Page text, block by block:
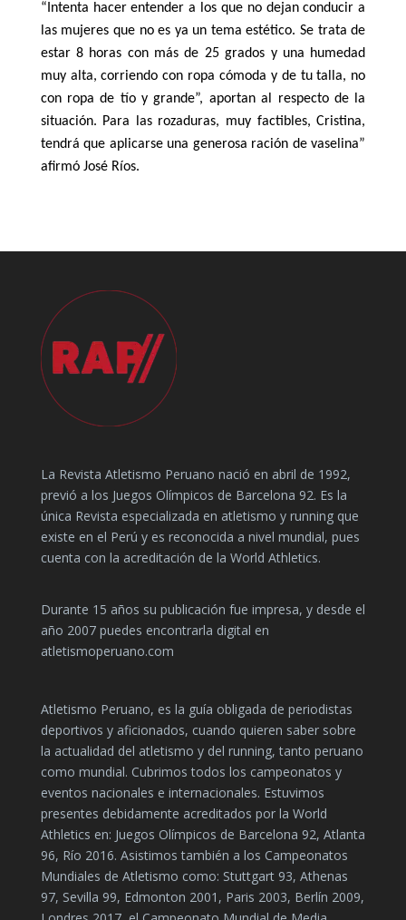
“Intenta hacer entender a los que no dejan conducir a
las mujeres que no es ya un tema estético. Se trata de
estar 8 horas con más de 25 grados y una humedad
muy alta, corriendo con ropa cómoda y de tu talla, no
con ropa de tío y grande”, aportan al respecto de la
situación. Para las rozaduras, muy factibles, Cristina,
tendrá que aplicarse una generosa ración de vaselina”
afirmó José Ríos.
La Revista Atletismo Peruano nació en abril de 1992,
previó a los Juegos Olímpicos de Barcelona 92. Es la
única Revista especializada en atletismo y running que
existe en el Perú y es reconocida a nivel mundial, pues
cuenta con la acreditación de la World Athletics.
Durante 15 años su publicación fue impresa, y desde el
año 2007 puedes encontrarla digital en
atletismoperuano.com
Atletismo Peruano, es la guía obligada de periodistas
deportivos y aficionados, cuando quieren saber sobre
la actualidad del atletismo y del running, tanto peruano
como mundial. Cubrimos todos los campeonatos y
eventos nacionales e internacionales. Estuvimos
presentes debidamente acreditados por la World
Athletics en: Juegos Olímpicos de Barcelona 92, Atlanta
96, Río 2016. Asistimos también a los Campeonatos
Mundiales de Atletismo como: Stuttgart 93, Athenas
97, Sevilla 99, Edmonton 2001, Paris 2003, Berlín 2009,